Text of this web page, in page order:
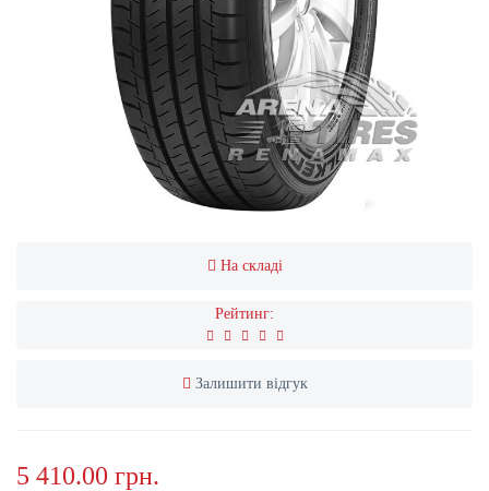
На складі
Рейтинг:
Залишити відгук
5 410.00 грн.